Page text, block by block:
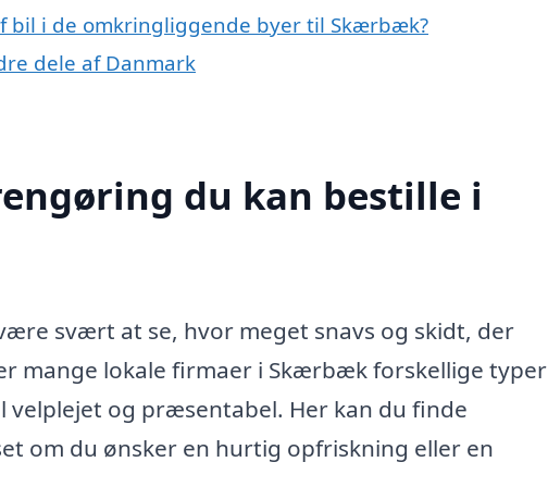
bil i de omkringliggende byer til Skærbæk?
dele af Danmark
du kan bestille i
svært at se, hvor meget snavs og skidt, der
mange lokale firmaer i Skærbæk forskellige typer
velplejet og præsentabel. Her kan du finde
om du ønsker en hurtig opfriskning eller en